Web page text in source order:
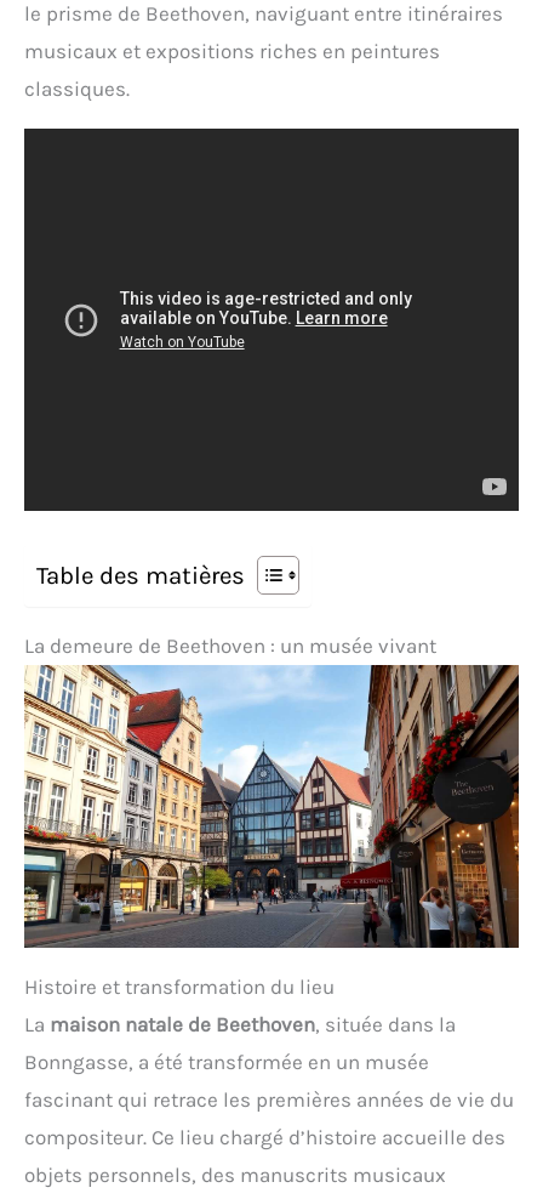
le prisme de Beethoven, naviguant entre itinéraires
musicaux et expositions riches en peintures
classiques.
Table des matières
La demeure de Beethoven : un musée vivant
Histoire et transformation du lieu
La maison natale de Beethoven, située dans la
Bonngasse, a été transformée en un musée
fascinant qui retrace les premières années de vie du
compositeur. Ce lieu chargé d’histoire accueille des
objets personnels, des manuscrits musicaux